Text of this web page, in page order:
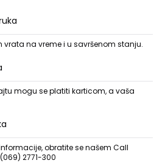
vrata na vreme i u savršenom stanju.
mogu se platiti karticom, a vaša
obratite se našem Call
2771-300